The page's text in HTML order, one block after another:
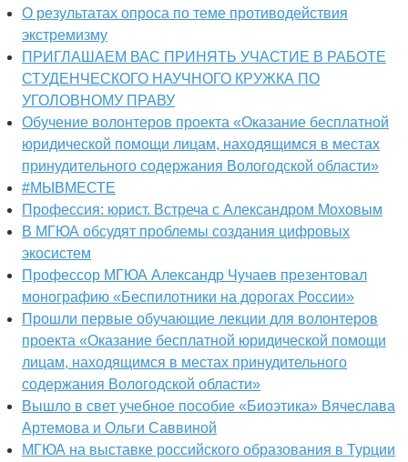
О результатах опроса по теме противодействия
экстремизму
ПРИГЛАШАЕМ ВАС ПРИНЯТЬ УЧАСТИЕ В РАБОТЕ
СТУДЕНЧЕСКОГО НАУЧНОГО КРУЖКА ПО
УГОЛОВНОМУ ПРАВУ
Обучение волонтеров проекта «Оказание бесплатной
юридической помощи лицам, находящимся в местах
принудительного содержания Вологодской области»
#МЫВМЕСТЕ
Профессия: юрист. Встреча с Александром Моховым
В МГЮА обсудят проблемы создания цифровых
экосистем
Профессор МГЮА Александр Чучаев презентовал
монографию «Беспилотники на дорогах России»
Прошли первые обучающие лекции для волонтеров
проекта «Оказание бесплатной юридической помощи
лицам, находящимся в местах принудительного
содержания Вологодской области»
Вышло в свет учебное пособие «Биоэтика» Вячеслава
Артемова и Ольги Саввиной
МГЮА на выставке российского образования в Турции